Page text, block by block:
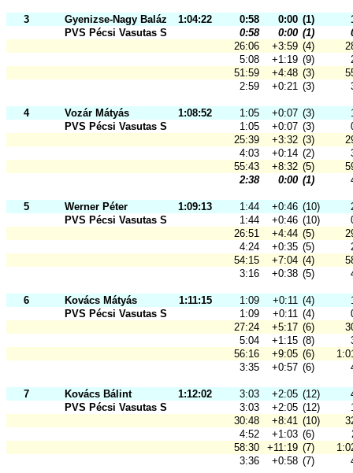
3 Gyenizse-Nagy Balázs 1:04:22 0:58 0:00 (1)
PVS Pécsi Vasutas Sportkör
0:58 0:00 (1)
26:06
+3:59 (4)
5:08
+1:19 (9)
51:59
+4:48 (3)
2:59
+0:21 (3)
4 Vozár Mátyás 1:08:52 1:05 +0:07 (3)
PVS Pécsi Vasutas Sportkör
1:05 +0:07 (3)
25:39
+3:32 (3)
4:03
+0:14 (2)
55:43
+8:32 (5)
2:38
0:00 (1)
5 Werner Péter 1:09:13 1:44 +0:46 (10)
PVS Pécsi Vasutas Sportkör
1:44 +0:46 (10)
26:51
+4:44 (5)
4:24
+0:35 (5)
54:15
+7:04 (4)
3:16
+0:38 (5)
6 Kovács Mátyás 1:11:15 1:09 +0:11 (4)
PVS Pécsi Vasutas Sportkör
1:09 +0:11 (4)
27:24
+5:17 (6)
5:04
+1:15 (8)
56:16
+9:05 (6)
3:35
+0:57 (6)
7 Kovács Bálint 1:12:02 3:03 +2:05 (12)
PVS Pécsi Vasutas Sportkör
3:03 +2:05 (12)
30:48
+8:41 (10)
4:52
+1:03 (6)
58:30
+11:19 (7)
3:36
+0:58 (7)